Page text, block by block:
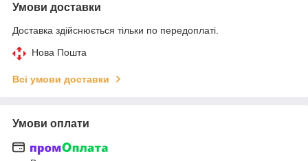
Умови доставки
Доставка здійснюється тільки по передоплаті.
Нова Пошта
Всі умови доставки
Умови оплати